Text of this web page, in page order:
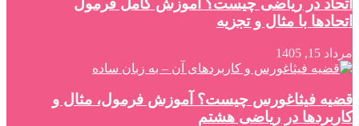
اتحاد در ریاضی چیست؟ آموزش کامل فرمول
اتحادها با مثال و تجزیه
مرداد 15, 1405
قضیه فیثاغورس چیست؟ آموزش فرمول، مثال و
کاربردها در ریاضی هشتم